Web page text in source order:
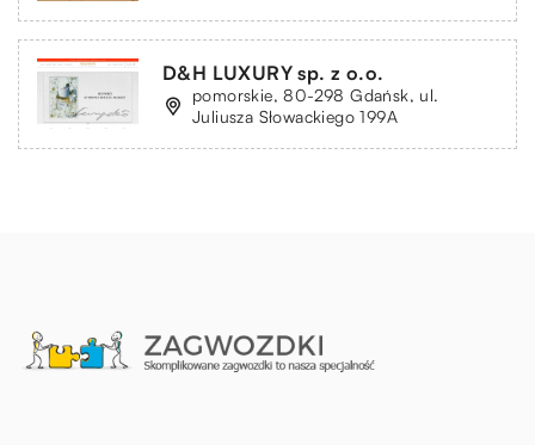
D&H LUXURY sp. z o.o.
pomorskie, 80-298 Gdańsk, ul.
Juliusza Słowackiego 199A